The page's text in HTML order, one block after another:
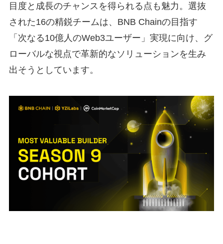
目度と成長のチャンスを得られる点も魅力。選抜
された16の精鋭チームは、BNB Chainの目指す
「次なる10億人のWeb3ユーザー」実現に向け、グ
ローバルな視点で革新的なソリューションを生み
出そうとしています。